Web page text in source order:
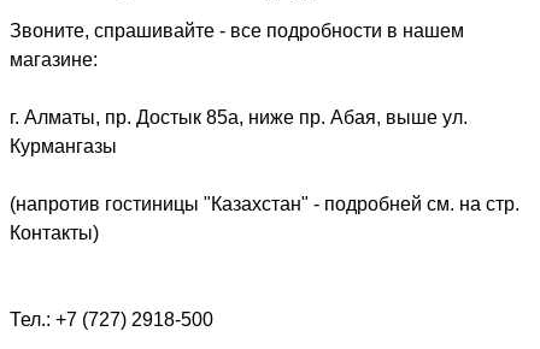
Звоните, спрашивайте - все подробности в нашем
магазине:
г. Алматы, пр. Достык 85а, ниже пр. Абая, выше ул.
Курмангазы
(напротив гостиницы "Казахстан" - подробней см. на стр.
Контакты)
Тел.: +7 (727) 2918-500